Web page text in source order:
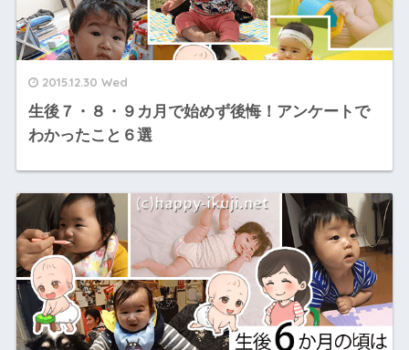
2015.12.30 Wed
生後７・８・９カ月で始めず後悔！アンケートで
わかったこと６選